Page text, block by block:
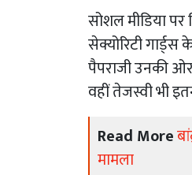
सोशल मीडिया पर
सेक्योरिटी
पैपराजी उनकी
वहीं तेजस्वी भी
Read More
मामला